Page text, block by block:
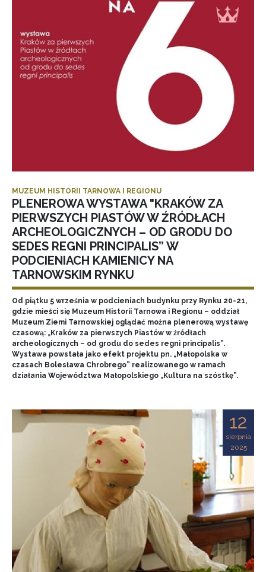
MUZEUM HISTORII TARNOWA I REGIONU
PLENEROWA WYSTAWA "KRAKÓW ZA
PIERWSZYCH PIASTÓW W ŹRÓDŁACH
ARCHEOLOGICZNYCH – OD GRODU DO
SEDES REGNI PRINCIPALIS” W
PODCIENIACH KAMIENICY NA
TARNOWSKIM RYNKU
Od piątku 5 września w podcieniach budynku przy Rynku 20-21,
gdzie mieści się Muzeum Historii Tarnowa i Regionu – oddział
Muzeum Ziemi Tarnowskiej oglądać można plenerową wystawę
czasową: „Kraków za pierwszych Piastów w źródłach
archeologicznych – od grodu do sedes regni principalis”.
Wystawa powstała jako efekt projektu pn. „Małopolska w
czasach Bolesława Chrobrego” realizowanego w ramach
działania Województwa Małopolskiego „Kultura na szóstkę”.
12
sierpnia
2025